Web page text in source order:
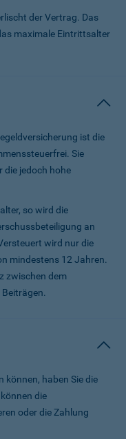
der Vertrag. Das
maximale Eintrittsalter
ist die
Sie
die jedoch hohe
so wird die
an
wird nur die
mindestens 12 Jahren.
zwischen dem
können, haben Sie die
die
oder die Zahlung